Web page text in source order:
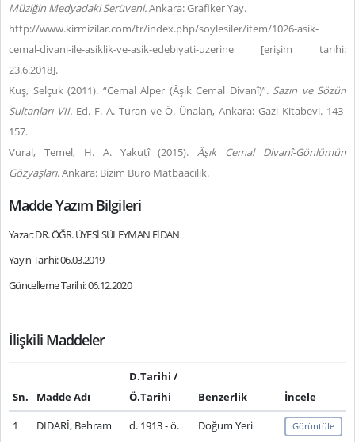
Müziğin Medyadaki Serüveni.Ankara: Grafiker Yay.
http://www.kirmizilar.com/tr/index.php/soylesiler/item/1026-asik-
cemal-divani-ile-asiklik-ve-asik-edebiyati-uzerine [erişim tarihi:
23.6.2018].
Kuş, Selçuk (2011). “Cemal Alper (Âşık Cemal Divanî)”. Sazın ve Sözün
Sultanları VII.Ed. F. A. Turan ve Ö. Ünalan, Ankara: Gazi Kitabevi. 143-
157.
Vural, Temel, H. A. Yakutî (2015).Âşık Cemal Divanî-Gönlümün
Gözyaşları. Ankara: Bizim Büro Matbaacılık.
Madde Yazım Bilgileri
Yazar: DR. ÖĞR. ÜYESİ SÜLEYMAN FİDAN
Yayın Tarihi: 06.03.2019
Güncelleme Tarihi: 06.12.2020
İlişkili Maddeler
Sn. Madde Adı
D.Tarihi /
Ö.Tarihi
Benzerlik
İncele
1
DİDARÎ, Behram
d. 1913 - ö.
Doğum Yeri Görüntüle